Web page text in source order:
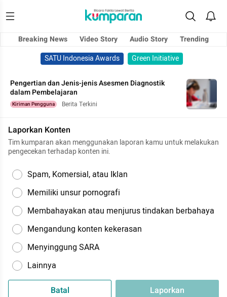
Breaking News Video Story Audio Story
Trending
SATU Indonesia Awards
Green Initiative
Pengertian dan Jenis-jenis Asesmen Diagnostik
dalam Pembelajaran
Kiriman Pengguna Berita Terkini
Laporkan Konten
Tim kumparan akan menggunakan laporan kamu untuk melakukan
pengecekan terhadap konten ini.
Spam, Komersial, atau Iklan
Memiliki unsur pornografi
Membahayakan atau menjurus tindakan berbahaya
Mengandung konten kekerasan
Menyinggung SARA
Lainnya
Batal Laporkan